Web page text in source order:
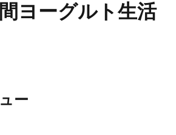
ヨーグルト生活
ー